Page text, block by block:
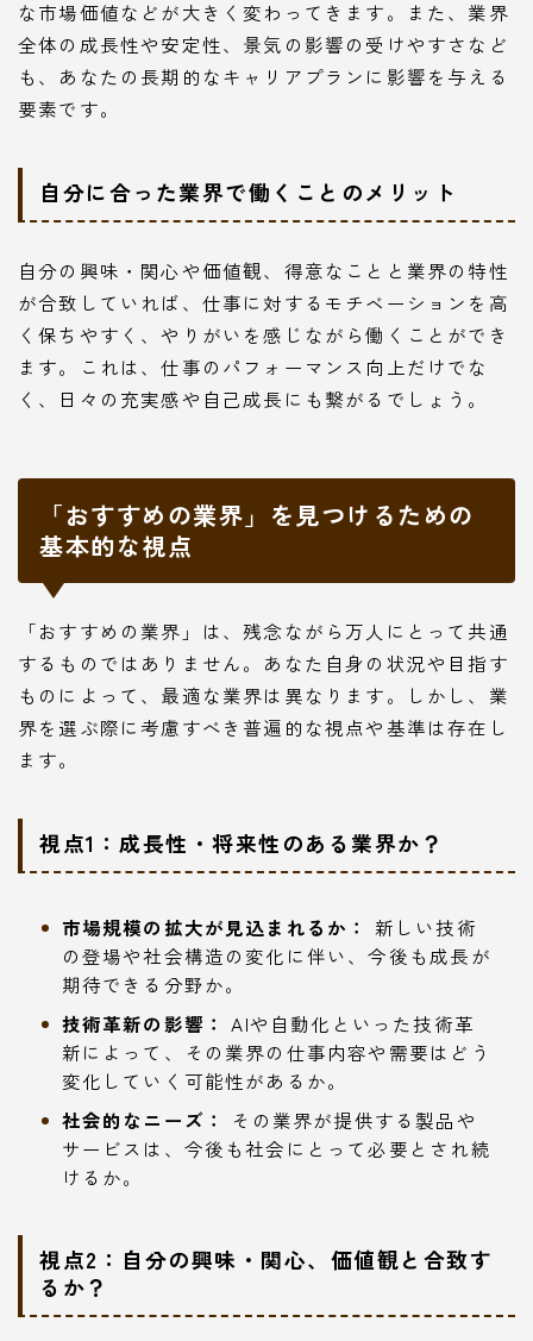
な市場価値などが大きく変わってきます。また、業界
全体の成長性や安定性、景気の影響の受けやすさなど
も、あなたの長期的なキャリアプランに影響を与える
要素です。
自分に合った業界で働くことのメリット
自分の興味・関心や価値観、得意なことと業界の特性
が合致していれば、仕事に対するモチベーションを高
く保ちやすく、やりがいを感じながら働くことができ
ます。これは、仕事のパフォーマンス向上だけでな
く、日々の充実感や自己成長にも繋がるでしょう。
「おすすめの業界」を見つけるための
基本的な視点
「おすすめの業界」は、残念ながら万人にとって共通
するものではありません。あなた自身の状況や目指す
ものによって、最適な業界は異なります。しかし、業
界を選ぶ際に考慮すべき普遍的な視点や基準は存在し
ます。
視点1：成長性・将来性のある業界か？
市場規模の拡大が見込まれるか：
新しい技術
の登場や社会構造の変化に伴い、今後も成長が
期待できる分野か。
技術革新の影響： AIや自動化といった技術革
新によって、その業界の仕事内容や需要はどう
変化していく可能性があるか。
社会的なニーズ：
その業界が提供する製品や
サービスは、今後も社会にとって必要とされ続
けるか。
視点2：自分の興味・関心、価値観と合致す
るか？